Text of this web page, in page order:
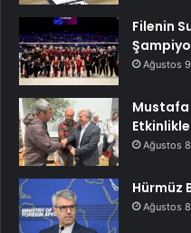
Filenin
Ağustos
Mustafa
Ağustos
Hürmüz
Ağustos